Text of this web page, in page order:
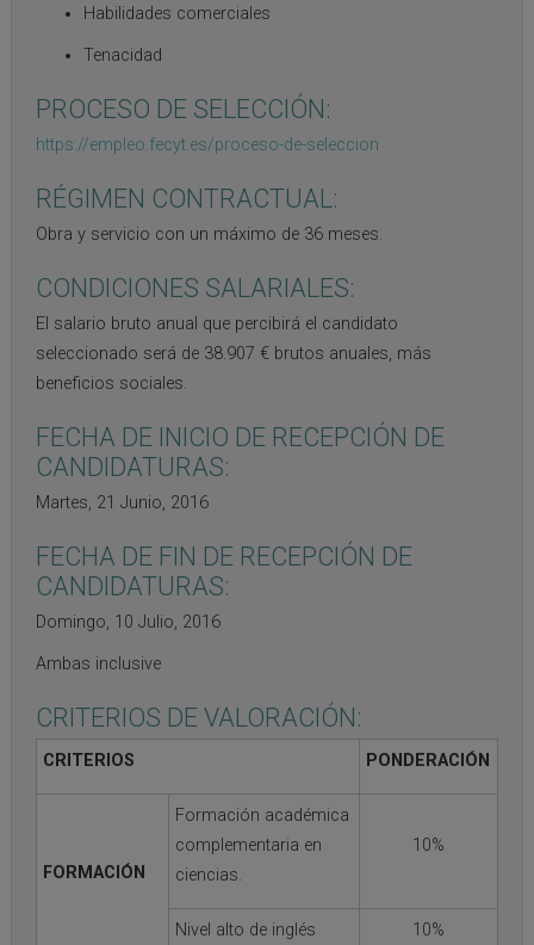
Habilidades comerciales
Tenacidad
PROCESO DE SELECCIÓN:
https://empleo.fecyt.es/proceso-de-seleccion
RÉGIMEN CONTRACTUAL:
Obra y servicio con un máximo de 36 meses.
CONDICIONES SALARIALES:
El salario bruto anual que percibirá el candidato
seleccionado será de 38.907 € brutos anuales, más
beneficios sociales.
FECHA DE INICIO DE RECEPCIÓN DE
CANDIDATURAS:
Martes, 21 Junio, 2016
FECHA DE FIN DE RECEPCIÓN DE
CANDIDATURAS:
Domingo, 10 Julio, 2016
Ambas inclusive
CRITERIOS DE VALORACIÓN:
CRITERIOS PONDERACIÓN
FORMACIÓN
Formación académica
complementaria en
ciencias.
10%
Nivel alto de inglés 10%